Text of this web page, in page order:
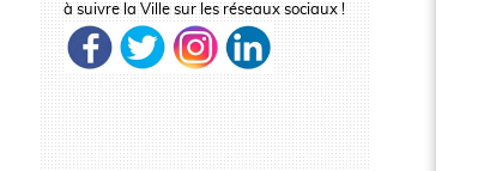
à suivre la Ville sur les réseaux sociaux !